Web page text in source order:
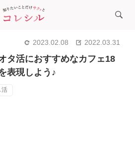
2023.02.08 2022.03.31
タ活におすすめなカフェ18
表現しよう♪
活